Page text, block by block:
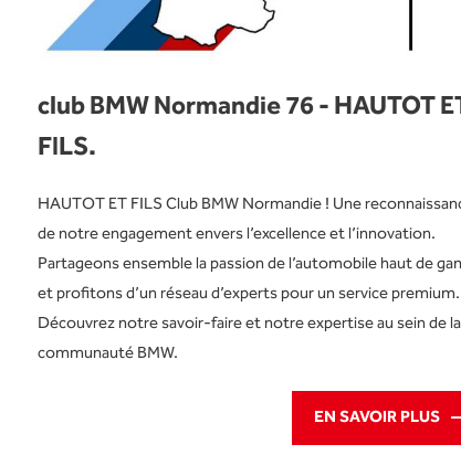
club BMW Normandie 76 - HAUTOT
FILS.
HAUTOT ET FILS Club BMW Normandie ! Une
de notre engagement envers l’excellence et l’innovation.
Partageons ensemble la passion de l’automobile haut de
et profitons d’un réseau d’experts pour un service premium.
Découvrez notre savoir-faire et notre expertise au sein de la
communauté BMW.
EN SAVOIR PLUS